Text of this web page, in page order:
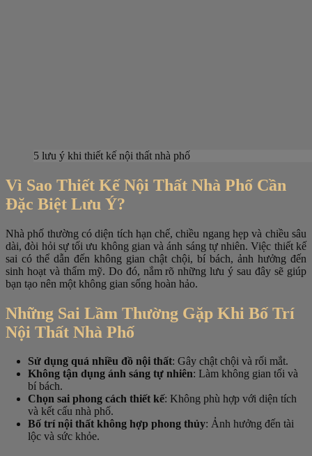
5 lưu ý khi thiết kế nội thất nhà phố
Vì Sao Thiết Kế Nội Thất Nhà Phố Cần
Đặc Biệt Lưu Ý?
Nhà phố thường có diện tích hạn chế, chiều ngang hẹp và chiều sâu
dài, đòi hỏi sự tối ưu không gian và ánh sáng tự nhiên. Việc thiết kế
sai có thể dẫn đến không gian chật chội, bí bách, ảnh hưởng đến
sinh hoạt và thẩm mỹ. Do đó, nắm rõ những lưu ý sau đây sẽ giúp
bạn tạo nên một không gian sống hoàn hảo.
Những Sai Lầm Thường Gặp Khi Bố Trí
Nội Thất Nhà Phố
Sử dụng quá nhiều đồ nội thất: Gây chật chội và rối mắt.
Không tận dụng ánh sáng tự nhiên: Làm không gian tối và
bí bách.
Chọn sai phong cách thiết kế: Không phù hợp với diện tích
và kết cấu nhà phố.
Bố trí nội thất không hợp phong thủy: Ảnh hưởng đến tài
lộc và sức khỏe.